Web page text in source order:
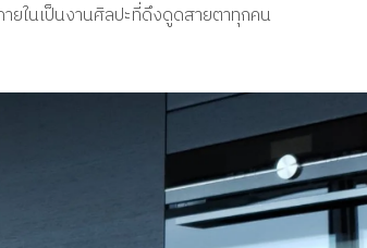
ยในเป็นงานศิลปะที่ดึงดูดสายตาทุกคน